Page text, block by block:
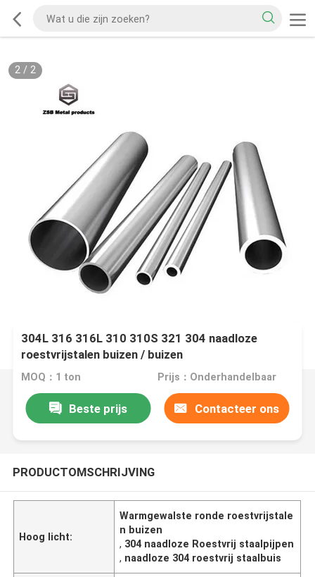
2/ 2
304L 316 316L 310 310S 321 304 naadloze
roestvrijstalen buizen / buizen
MOQ：1 ton Prijs：Onderhandelbaar
Beste prijs Contacteer ons
PRODUCTOMSCHRIJVING
Hoog licht:
Warmgewalste ronde roestvrijstale
n buizen
, 304 naadloze Roestvrij staalpijpen
, naadloze 304 roestvrij staalbuis